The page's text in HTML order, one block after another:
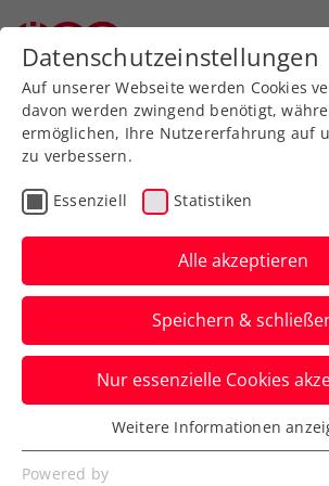
Zurück zur Newsübersicht
ATP
French Open:
schrammt am
Drittrundeneinzug
Die am Ende erschöpfte
von Österreich unterliegt
Khachanov in fünf Sätzen.
Verfasst von: Manuel Wachta, 28.05.2025
Datenschutzeinstellungen
Auf unserer Webseite werden Cookies
davon werden zwingend benötigt,
ermöglichen, Ihre Nutzererfahrung auf
zu verbessern.
Essenziell Statistiken
Alle akzeptieren
Speichern &
Nur essenzielle Cookies
Essenziell
Essenzielle Cookies werden für
Weitere Informationen
Powered by